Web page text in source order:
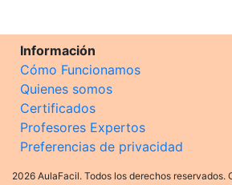
Información
Cómo Funcionamos
Quienes somos
Certificados
Profesores Expertos
Preferencias de privacidad
2026 AulaFacil. Todos los derechos reservados.